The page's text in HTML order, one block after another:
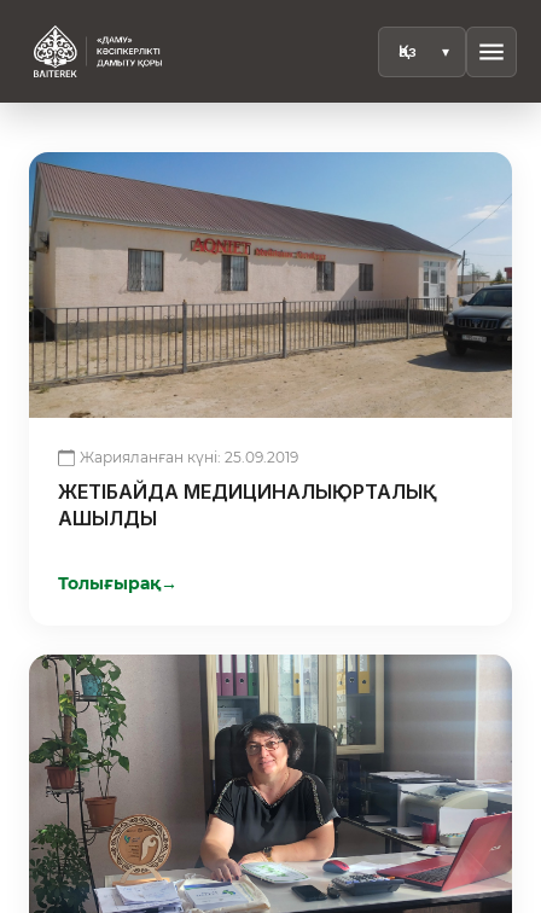
menu
Жарияланған күні: 25.09.2019
ЖЕТІБАЙДА МЕДИЦИНАЛЫҚ ОРТАЛЫҚ
АШЫЛДЫ
Толығырақ→